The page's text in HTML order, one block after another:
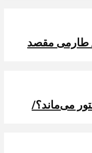
/ طارمی مقصد
می‌ماند؟/